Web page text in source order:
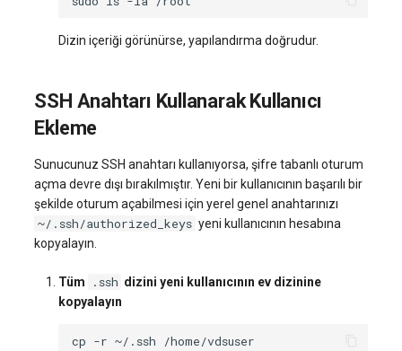
Dizin içeriği görünürse, yapılandırma doğrudur.
SSH Anahtarı Kullanarak Kullanıcı
Ekleme
Sunucunuz SSH anahtarı kullanıyorsa, şifre tabanlı oturum
açma devre dışı bırakılmıştır. Yeni bir kullanıcının başarılı bir
şekilde oturum açabilmesi için yerel genel anahtarınızı
~/.ssh/authorized_keys yeni kullanıcının hesabına
kopyalayın.
Tüm .ssh dizini yeni kullanıcının ev dizinine
kopyalayın
cp -r ~/.ssh